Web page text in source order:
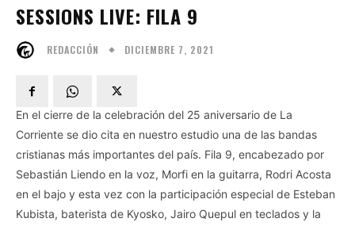
SESSIONS LIVE: FILA 9
REDACCIÓN DICIEMBRE 7, 2021
En el cierre de la celebración del 25 aniversario de La
Corriente se dio cita en nuestro estudio una de las bandas
cristianas más importantes del país. Fila 9, encabezado por
Sebastián Liendo en la voz, Morfi en la guitarra, Rodri Acosta
en el bajo y esta vez con la participación especial de Esteban
Kubista, baterista de Kyosko, Jairo Quepul en teclados y la